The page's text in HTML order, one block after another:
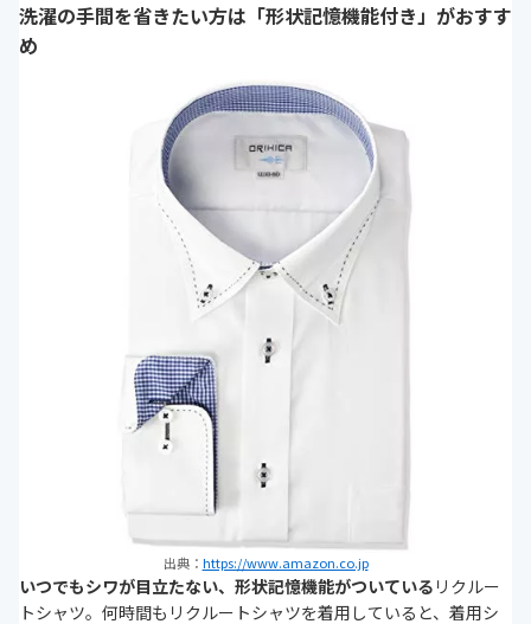
洗濯の手間を省きたい方は「形状記憶機能付き」がおすす
め
出典： https://www.amazon.co.jp
いつでもシワが目立たない、形状記憶機能がついている リクルー
トシャツ。何時間もリクルートシャツを着用していると、着用シ